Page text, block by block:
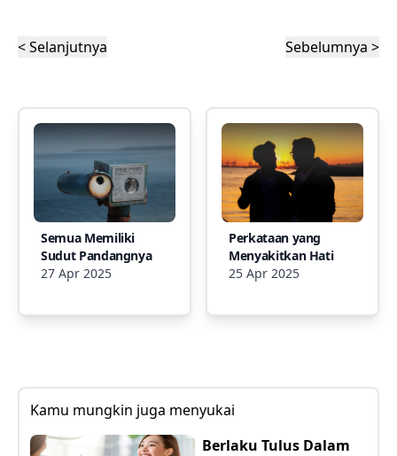
< Selanjutnya Sebelumnya >
Semua Memiliki
Sudut Pandangnya
27 Apr 2025
Perkataan yang
Menyakitkan Hati
25 Apr 2025
Kamu mungkin juga menyukai
Berlaku Tulus Dalam